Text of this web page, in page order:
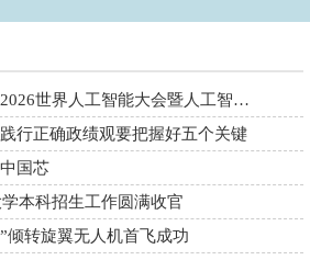
时文丨习近平总书记在2026世界人工智能大会暨人工智能全球治理高级别会议开...
行正确政绩观要把握好五个关键
国芯
本科招生工作圆满收官
倾转旋翼无人机首飞成功